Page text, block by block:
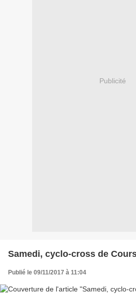
Publicité
Samedi, cyclo-cross de
Publié le 09/11/2017 à 11:04